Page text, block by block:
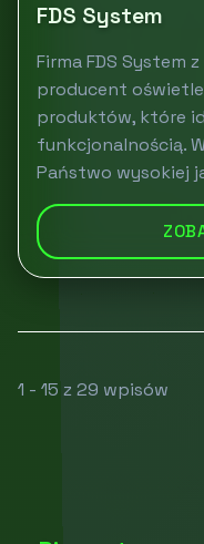
FDS System
Firma FDS System
producent
produktów, które
funkcjonalnością.
Państwo wysokiej
1 - 15 z 29 wpisów